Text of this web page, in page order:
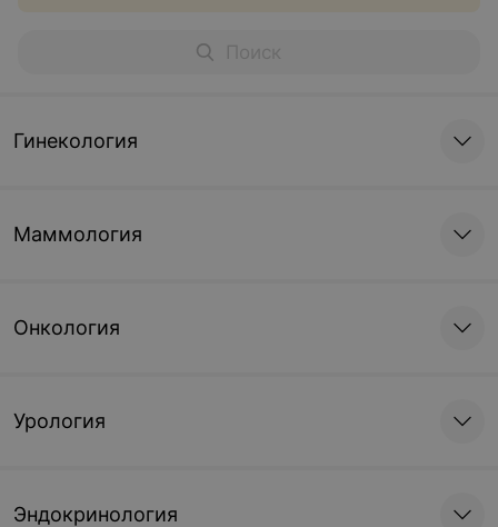
Гинекология
Маммология
Онкология
Урология
Эндокринология